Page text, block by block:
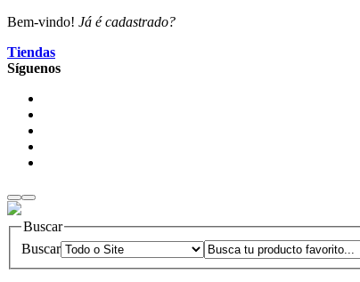
Bem-vindo! Já é cadastrado?
Tiendas
Síguenos
Buscar
Buscar